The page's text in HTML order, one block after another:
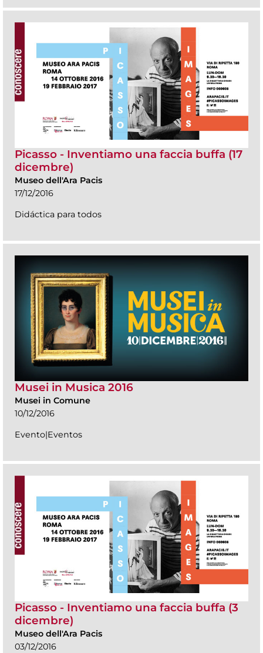
Picasso - Inventiamo una faccia buffa (17
dicembre)
Museo dell'Ara Pacis
17/12/2016
Didáctica para todos
Musei in Musica 2016
Musei in Comune
10/12/2016
Evento|Eventos
Picasso - Inventiamo una faccia buffa (3
dicembre)
Museo dell'Ara Pacis
03/12/2016